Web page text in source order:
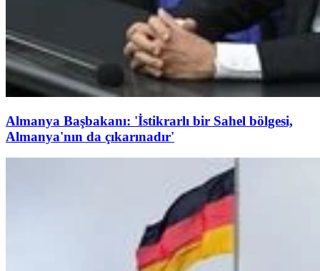
Almanya Başbakanı: 'İstikrarlı bir Sahel bölgesi,
Almanya'nın da çıkarınadır'